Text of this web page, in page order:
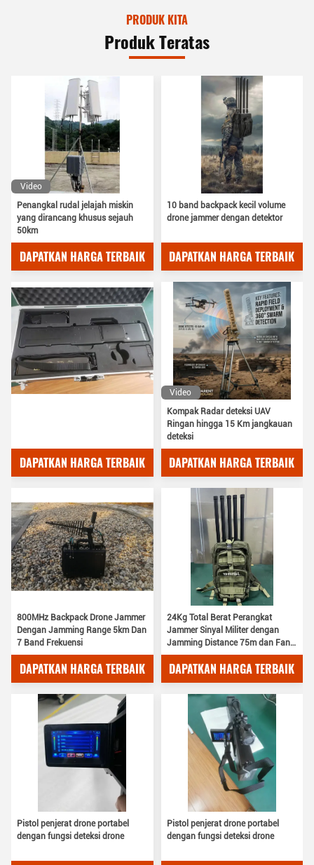
PRODUK KITA
Produk Teratas
Video
Penangkal rudal jelajah miskin
yang dirancang khusus sejauh
50km
DAPATKAN HARGA TERBAIK
10 band backpack kecil volume
drone jammer dengan detektor
DAPATKAN HARGA TERBAIK
DAPATKAN HARGA TERBAIK
Video
Kompak Radar deteksi UAV
Ringan hingga 15 Km jangkauan
deteksi
DAPATKAN HARGA TERBAIK
800MHz Backpack Drone Jammer
Dengan Jamming Range 5km Dan
7 Band Frekuensi
DAPATKAN HARGA TERBAIK
24Kg Total Berat Perangkat
Jammer Sinyal Militer dengan
Jamming Distance 75m dan Fans
Terbina
DAPATKAN HARGA TERBAIK
Pistol penjerat drone portabel
dengan fungsi deteksi drone
Pistol penjerat drone portabel
dengan fungsi deteksi drone